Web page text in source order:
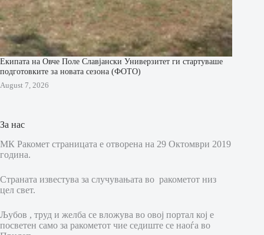
Екипата на Овче Поле Славјански Универзитет ги стартуваше
подготовките за новата сезона (ФОТО)
August 7, 2026
За нас
МК Ракомет страницата е отворена на 29 Октомври 2019
година.
Страната известува за случувањата во ракометот низ
цел свет.
Љубов , труд и желба се вложува во овој портал кој е
посветен само за ракометот чие седиште се наоѓа во